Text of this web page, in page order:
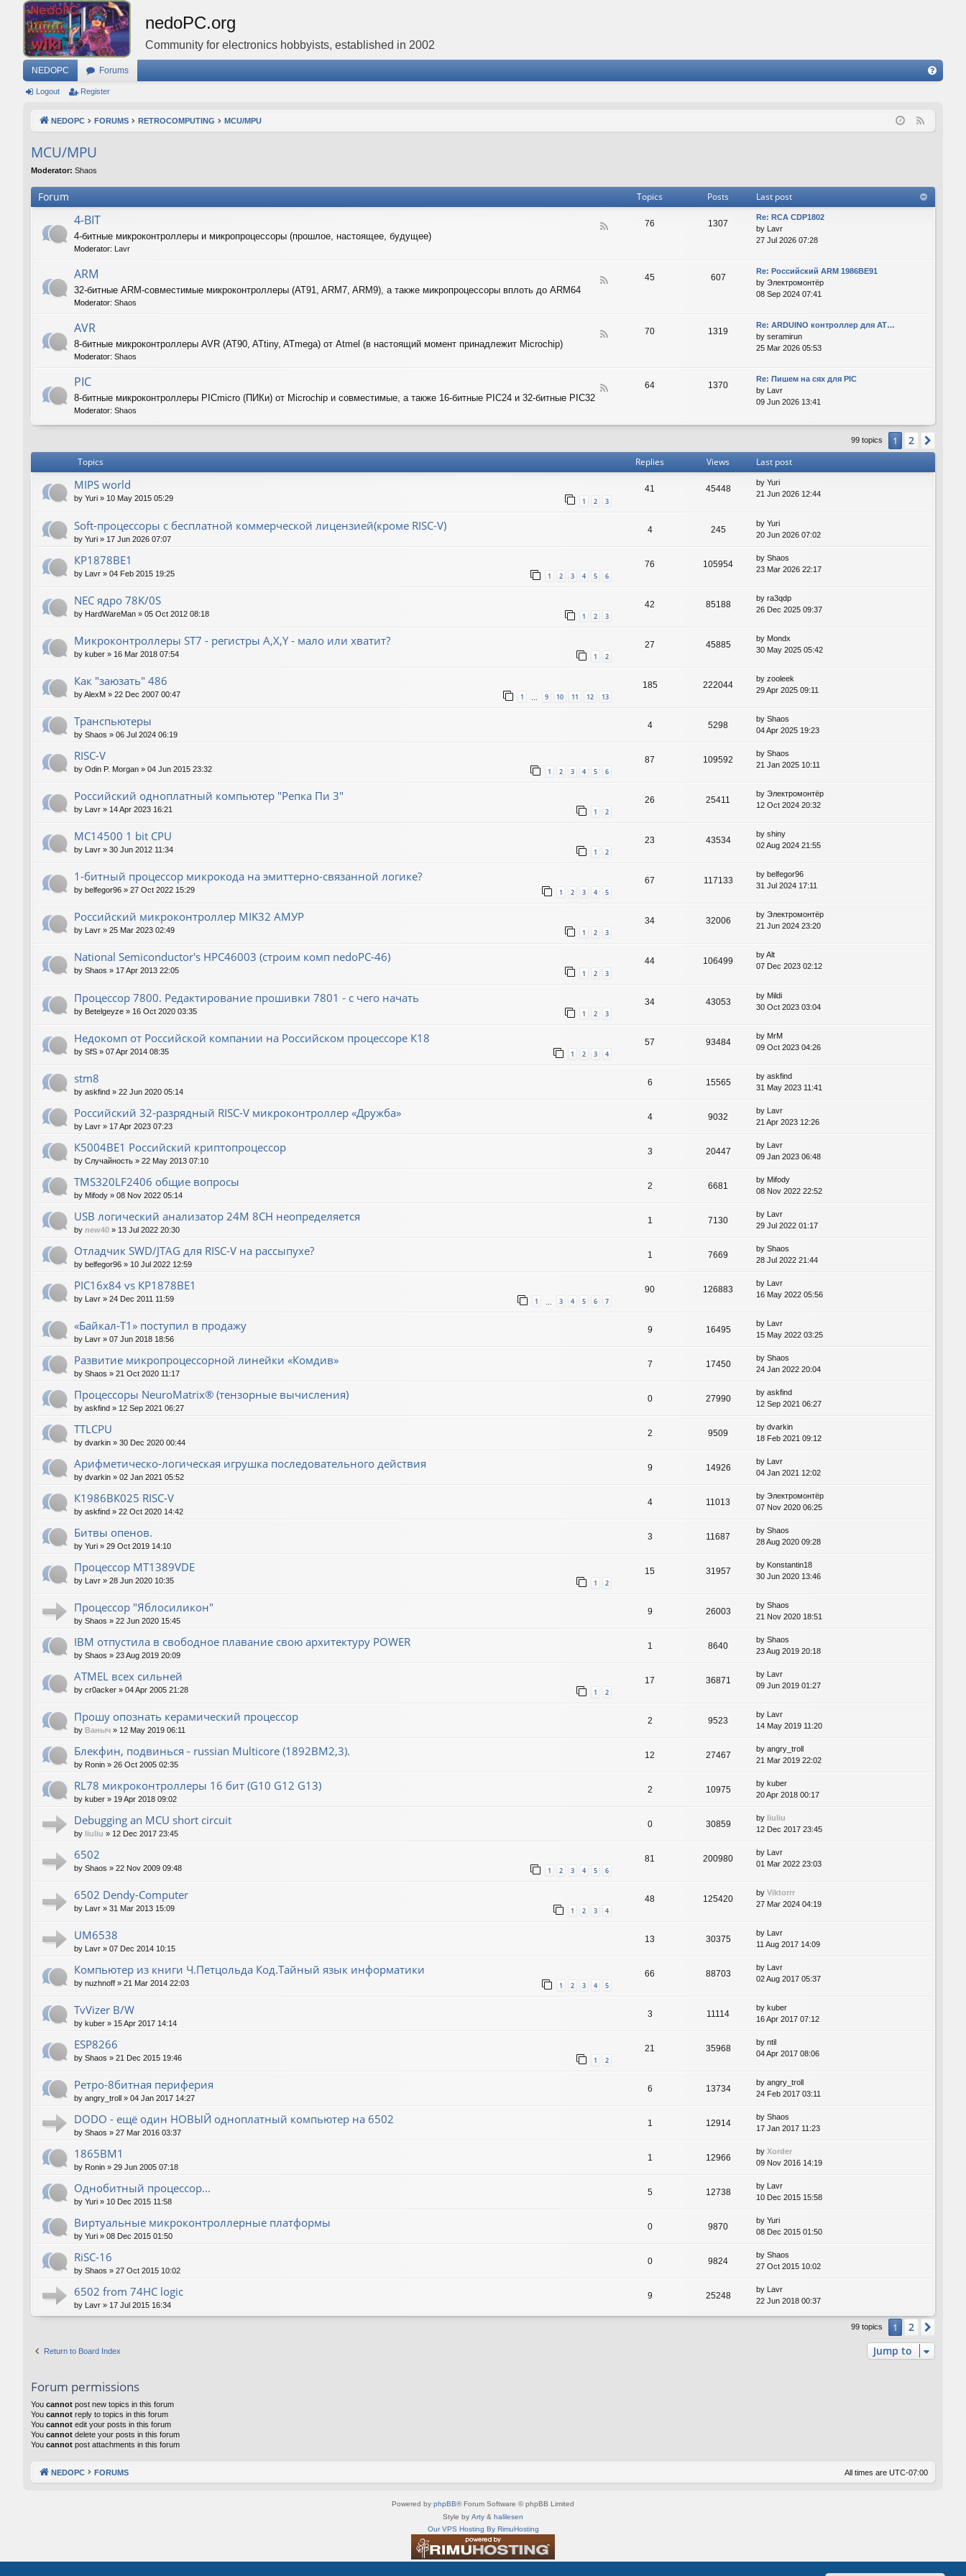
nedoPC.org
Community for electronics hobbyists, established in 2002
NEDOPC Forums
Q
Logout Register
NEDOPC FORUMS RETROCOMPUTING MCU/MPU
MCU/MPU
Moderator: Shaos
Forum Topics Posts Last post
F
d
4
T
4-BIT
4-битные микроконтроллеры и микропроцессоры (прошлое, настоящее, будущее)
Moderator: Lavr
76 1307
Re: RCA CDP1802
by Lavr
27 Jul 2026 07:28
F
d
A
ARM
32-битные ARM-совместимые микроконтроллеры (AT91, ARM7, ARM9), а также микропроцессоры вплоть до ARM64
Moderator: Shaos
45 607
Re: Российский ARM 1986ВЕ91
by Электромонтёр
08 Sep 2024 07:41
F
d
A
AVR
8-битные микроконтроллеры AVR (AT90, ATtiny, ATmega) от Atmel (в настоящий момент принадлежит Microchip)
Moderator: Shaos
70 1319
Re: ARDUINO контроллер для AT…
by seramirun
25 Mar 2026 05:53
F
PIC
8-битные микроконтроллеры PICmicro (ПИКи) от Microchip и совместимые, а также 16-битные PIC24 и 32-битные PIC32
Moderator: Shaos
64 1370
Re: Пишем на сях для PIC
by Lavr
09 Jun 2026 13:41
99 topics 1 2
Topics Replies Views Last post
MIPS world
by Yuri » 10 May 2015 05:29 1 2 3
41 45448
by Yuri
21 Jun 2026 12:44
Soft-процессоры с бесплатной коммерческой лицензией(кроме RISC-V)
by Yuri » 17 Jun 2026 07:07
4 245
by Yuri
20 Jun 2026 07:02
КР1878ВЕ1
by Lavr » 04 Feb 2015 19:25 1 2 3 4 5 6
76 105954
by Shaos
23 Mar 2026 22:17
NEC ядро 78K/0S
by HardWareMan » 05 Oct 2012 08:18 1 2 3
42 85188
by ra3qdp
26 Dec 2025 09:37
Микроконтроллеры ST7 - регистры A,X,Y - мало или хватит?
by kuber » 16 Mar 2018 07:54 1 2
27 45885
by Mondx
30 May 2025 05:42
Как "заюзать" 486
byAlexM » 22 Dec 2007 00:47 1 9 10 11 12 13
185 222044
by zooleek
29 Apr 2025 09:11
Транспьютеры
by Shaos » 06 Jul 2024 06:19
4 5298
by Shaos
04 Apr 2025 19:23
RISC-V
by Odin P. Morgan » 04 Jun 2015 23:32 1 2 3 4 5 6
87 109592
by Shaos
21 Jan 2025 10:11
Российский одноплатный компьютер "Репка Пи 3"
by Lavr » 14 Apr 2023 16:21 1 2
26 25411
by Электромонтёр
12 Oct 2024 20:32
MC14500 1 bit CPU
by Lavr » 30 Jun 2012 11:34 1 2
23 43534
by shiny
02 Aug 2024 21:55
1-битный процессор микрокода на эмиттерно-связанной логике?
by belfegor96 » 27 Oct 2022 15:29 1 2 3 4 5
67 117133
by belfegor96
31 Jul 2024 17:11
Российский микроконтроллер MIK32 АМУР
by Lavr » 25 Mar 2023 02:49 1 2 3
34 32006
by Электромонтёр
21 Jun 2024 23:20
National Semiconductor's HPC46003 (строим комп nedoPC-46)
by Shaos » 17 Apr 2013 22:05 1 2 3
44 106499
byAlt
07 Dec 2023 02:12
Процессор 7800. Редактирование прошивки 7801 - с чего начать
by Betelgeyze » 16 Oct 2020 03:35 1 2 3
34 43053
by Mildi
30 Oct 2023 03:04
Недокомп от Российской компании на Российском процессоре К18
by SfS » 07 Apr 2014 08:35 1 2 3 4
57 93484
by MrM
09 Oct 2023 04:26
stm8
by askfind » 22 Jun 2020 05:14
6 15565
by askfind
31 May 2023 11:41
Российский 32-разрядный RISC-V микроконтроллер «Дружба»
by Lavr » 17 Apr 2023 07:23
4 9032
by Lavr
21 Apr 2023 12:26
К5004ВЕ1 Российский криптопроцессор
by Случайность » 22 May 2013 07:10
3 20447
by Lavr
09 Jan 2023 06:48
TMS320LF2406 общие вопросы
by Mifody » 08 Nov 2022 05:14
2 6681
by Mifody
08 Nov 2022 22:52
USB логический анализатор 24M 8CH неопределяется
by new40 » 13 Jul 2022 20:30
1 7130
by Lavr
29 Jul 2022 01:17
Отладчик SWD/JTAG для RISC-V на рассыпухе?
by belfegor96 » 10 Jul 2022 12:59
1 7669
by Shaos
28 Jul 2022 21:44
PIC16x84 vs КР1878ВЕ1
by Lavr » 24 Dec 2011 11:59 1 3 4 5 6 7
90 126883
by Lavr
16 May 2022 05:56
«Байкал-T1» поступил в продажу
by Lavr » 07 Jun 2018 18:56
9 16495
by Lavr
15 May 2022 03:25
Развитие микропроцессорной линейки «Комдив»
by Shaos » 21 Oct 2020 11:17
7 17450
by Shaos
24 Jan 2022 20:04
Процессоры NeuroMatrix® (тензорные вычисления)
by askfind » 12 Sep 2021 06:27
0 27990
by askfind
12 Sep 2021 06:27
TTLCPU
by dvarkin » 30 Dec 2020 00:44
2 9509
by dvarkin
18 Feb 2021 09:12
Арифметическо-логическая игрушка последовательного действия
by dvarkin » 02 Jan 2021 05:52
9 14926
by Lavr
04 Jan 2021 12:02
К1986ВК025 RISC-V
by askfind » 22 Oct 2020 14:42
4 11013
by Электромонтёр
07 Nov 2020 06:25
Битвы опенов.
by Yuri » 29 Oct 2019 14:10
3 11687
by Shaos
28 Aug 2020 09:28
Процессор MT1389VDE
by Lavr » 28 Jun 2020 10:35 1 2
15 31957
by Konstantin18
30 Jun 2020 13:46
Процессор "Яблосиликон"
by Shaos » 22 Jun 2020 15:45
9 26003
by Shaos
21 Nov 2020 18:51
IBM отпустила в свободное плавание свою архитектуру POWER
by Shaos » 23 Aug 2019 20:09
1 8640
by Shaos
23 Aug 2019 20:18
ATMEL всех сильней
by cr0acker » 04 Apr 2005 21:28 1 2
17 36871
by Lavr
09 Jun 2019 01:27
Прошу опознать керамический процессор
by Ваныч » 12 May 2019 06:11
2 9523
by Lavr
14 May 2019 11:20
Блекфин, подвинься - russian Multicore (1892ВМ2,3).
by Ronin » 26 Oct 2005 02:35
12 27467
by angry_troll
21 Mar 2019 22:02
RL78 микроконтроллеры 16 бит (G10 G12 G13)
by kuber » 19 Apr 2018 09:02
2 10975
by kuber
20 Apr 2018 00:17
Debugging an MCU short circuit
by liuliu » 12 Dec 2017 23:45
0 30859
by liuliu
12 Dec 2017 23:45
6502
by Shaos » 22 Nov 2009 09:48 1 2 3 4 5 6
81 200980
by Lavr
01 Mar 2022 23:03
6502 Dendy-Computer
by Lavr » 31 Mar 2013 15:09 1 2 3 4
48 125420
by Viktorrr
27 Mar 2024 04:19
UM6538
by Lavr » 07 Dec 2014 10:15
13 30375
by Lavr
11 Aug 2017 14:09
Компьютер из книги Ч.Петцольда Код.Тайный язык информатики
by nuzhnoff » 21 Mar 2014 22:03 1 2 3 4 5
66 88703
by Lavr
02 Aug 2017 05:37
TvVizer B/W
by kuber » 15 Apr 2017 14:14
3 11114
by kuber
16 Apr 2017 07:12
ESP8266
by Shaos » 21 Dec 2015 19:46 1 2
21 35968
by ntil
04 Apr 2017 08:06
Ретро-8битная периферия
by angry_troll » 04 Jan 2017 14:27
6 13734
by angry_troll
24 Feb 2017 03:11
DODO - ещё один НОВЫЙ одноплатный компьютер на 6502
by Shaos » 27 Mar 2016 03:37
1 12914
by Shaos
17 Jan 2017 11:23
1865ВМ1
by Ronin » 29 Jun 2005 07:18
1 12966
by Xorder
09 Nov 2016 14:19
Однобитный процессор...
by Yuri » 10 Dec 2015 11:58
5 12738
by
Lavr
10 Dec 2015 15:58
Виртуальные микроконтроллерные платформы
by Yuri » 08 Dec 2015 01:50
0 9870
by Yuri
08 Dec 2015 01:50
RiSC-16
by Shaos » 27 Oct 2015 10:02
0 9824
by Shaos
27 Oct 2015 10:02
6502 from 74HC logic
by Lavr » 17 Jul 2015 16:34
9 25248
by
Lavr
22 Jun 2018 00:37
99 topics 1 2
Return to Board Index Jump to
Forum permissions
You cannot post new topics in this forum
You cannot reply to topics in this forum
You cannot edit your posts in this forum
You cannot delete your posts in this forum
You cannot post attachments in this forum
NEDOPC FORUMS All times are UTC-07:00
Powered by phpBB® Forum Software © phpBB Limited
Style by Arty & halilesen
Our VPS Hosting By RimuHosting